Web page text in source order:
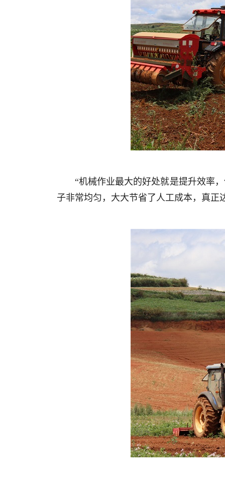
“机械作业最大的好处就是提升效率
子非常均匀，大大节省了人工成本，真正